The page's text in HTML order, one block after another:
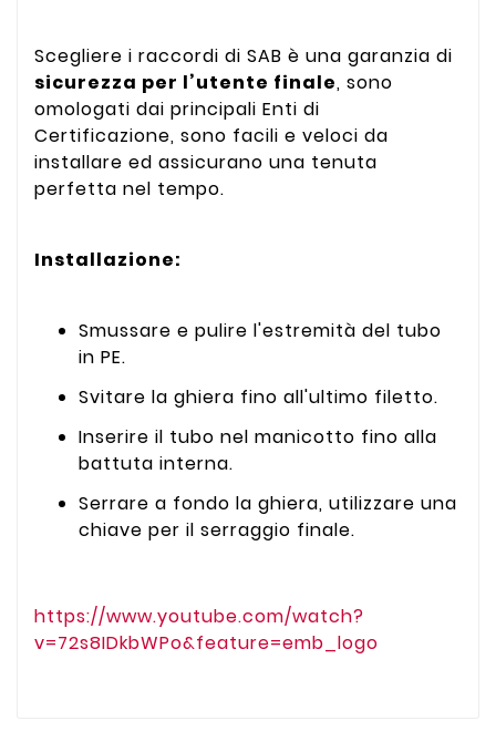
Scegliere i raccordi di SAB è una garanzia di
sicurezza per l’utente finale, sono
omologati dai principali Enti di
Certificazione, sono facili e veloci da
installare ed assicurano una tenuta
perfetta nel tempo.
Installazione:
Smussare e pulire l'estremità del tubo
in PE.
Svitare la ghiera fino all'ultimo filetto.
Inserire il tubo nel manicotto fino alla
battuta interna.
Serrare a fondo la ghiera, utilizzare una
chiave per il serraggio finale.
https://www.youtube.com/watch?
v=72s8IDkbWPo&feature=emb_logo